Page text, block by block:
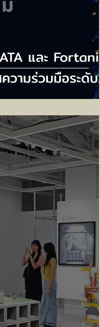
และ Fortanix
วามร่วมมือระดับ
เสริมความ
นยุค AI และหลัง
นตัม